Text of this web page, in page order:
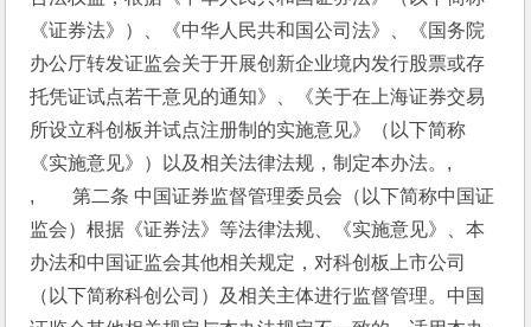
《证券法》）、《中华人民共和国公司法》、《国务院
办公厅转发证监会关于开展创新企业境内发行股票或存
托凭证试点若干意见的通知》、《关于在上海证券交易
所设立科创板并试点注册制的实施意见》（以下简称
《实施意见》）以及相关法律法规，制定本办法。,
,　　第二条 中国证券监督管理委员会（以下简称中国证
监会）根据《证券法》等法律法规、《实施意见》、本
办法和中国证监会其他相关规定，对科创板上市公司
（以下简称科创公司）及相关主体进行监督管理。中国